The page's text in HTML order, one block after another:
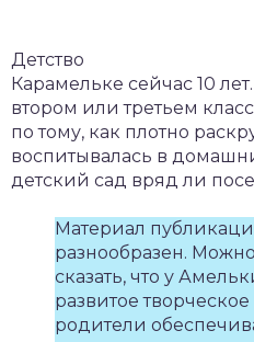
Детство
Карамельке сейчас 10
втором или третьем
по тому, как плотно
воспитывалась в
детский сад вряд ли
Материал
разнообразен.
сказать, что у
развитое
родители